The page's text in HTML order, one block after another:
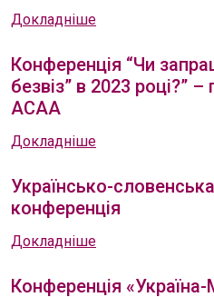
Докладніше
Конференція “Чи
безвіз” в 2023 році?”
ACAA
Докладніше
Українсько-
конференція
Докладніше
Конференція